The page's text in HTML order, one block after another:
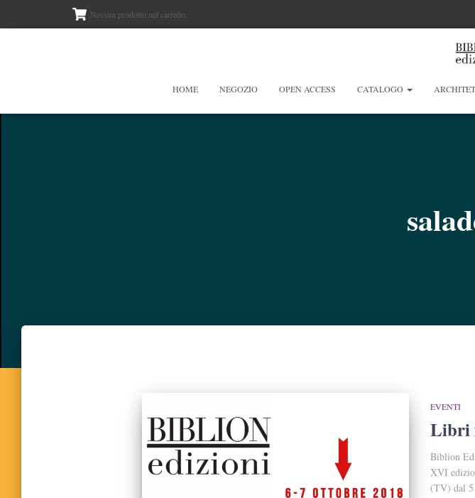
Nessun prodotto nel carrello.
HOME NEGOZIO OPEN ACCESS CATALOGO
EVENTI
Libri
Biblion
XVI
(TV) dal 5